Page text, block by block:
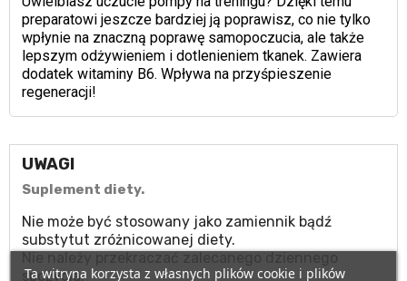
preparatowi jeszcze bardziej ją poprawisz, co nie tylko
wpłynie na znaczną poprawę samopoczucia, ale także
lepszym odżywieniem i dotlenieniem tkanek. Zawiera
dodatek witaminy B6. Wpływa na przyśpieszenie
regeneracji!
UWAGI
Suplement diety.
Nie może być stosowany jako zamiennik bądź
substytut zróżnicowanej diety.
spożycia.
Ta witryna korzysta z własnych plików cookie i plików